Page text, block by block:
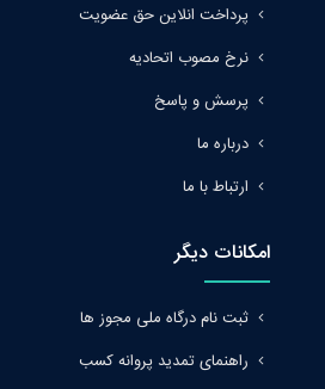
پرداخت انلاین حق عضویت
نرخ مصوب اتحادیه
پرسش و پاسخ
درباره ما
ارتباط با ما
امکانات دیگر
ثبت نام درگاه ملی مجوز ها
راهنمای تمدید پروانه کسب